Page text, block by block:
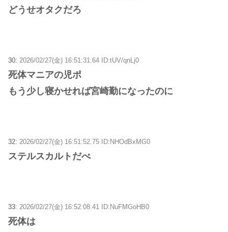
どうせオタクだろ
30: 2026/02/27(金) 16:51:31.64 ID:tUV/qnLj0
死体マニアの児ポ
もう少し寝かせれば宮崎勤になったのに
32: 2026/02/27(金) 16:51:52.75 ID:NHOdBxMG0
ステルスカルトだべ
33: 2026/02/27(金) 16:52:08.41 ID:NuFMGoHB0
死体は